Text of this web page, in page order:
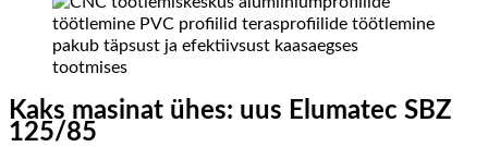
Kaks masinat ühes: uus Elumatec SBZ
125/85